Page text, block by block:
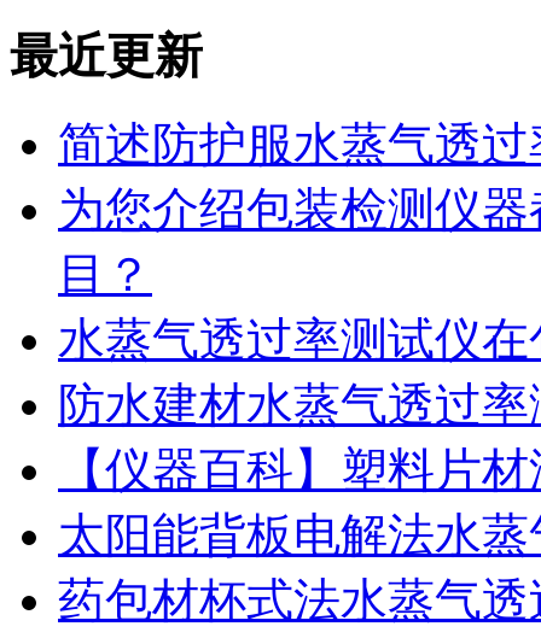
最近更新
简述防护服水蒸气透
为您介绍包装检测仪
目？
水蒸气透过率测试仪
防水建材水蒸气透过
【仪器百科】塑料片
太阳能背板电解法水
药包材杯式法水蒸气